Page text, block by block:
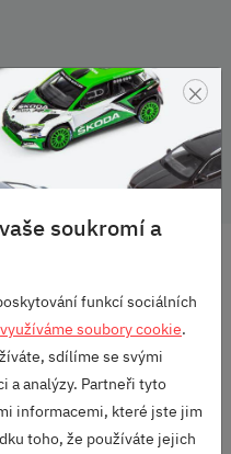
×
soukromí a
funkcí sociálních
využíváme soubory cookie.
sdílíme se svými
a analýzy. Partneři tyto
informacemi, které jste jim
toho, že používáte jejich